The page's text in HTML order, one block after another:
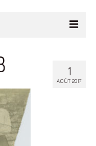
1
AOÛT 2017